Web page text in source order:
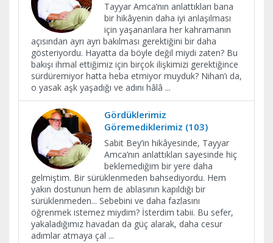
Tayyar Amca’nın anlattıkları bana
bir hikâyenin daha iyi anlaşılması
için yaşananlara her kahramanın
açısından ayrı ayrı bakılması gerektiğini bir daha
gösteriyordu. Hayatta da böyle değil miydi zaten? Bu
bakışı ihmal ettiğimiz için birçok ilişkimizi gerektiğince
sürdüremiyor hatta heba etmiyor muyduk? Nihan’ı da,
o yasak aşk yaşadığı ve adını hâlâ ...
Gördüklerimiz
Göremediklerimiz (103)
Sabit Bey’in hikâyesinde, Tayyar
Amca’nın anlattıkları sayesinde hiç
beklemediğim bir yere daha
gelmiştim. Bir sürüklenmeden bahsediyordu. Hem
yakın dostunun hem de ablasının kapıldığı bir
sürüklenmeden... Sebebini ve daha fazlasını
öğrenmek istemez miydim? İsterdim tabii. Bu sefer,
yakaladığımız havadan da güç alarak, daha cesur
adımlar atmaya çal ...